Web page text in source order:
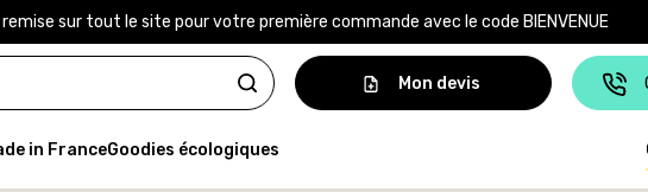
sur tout le site pour votre première commande avec le code BIENVENUE
Mon devis
in FranceGoodies écologiques